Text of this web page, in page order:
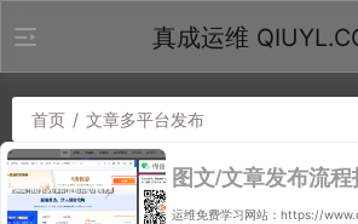
真成运维
首页 / 文章多平台发布
图文/文章发布流程
运维免费学习网站：https://